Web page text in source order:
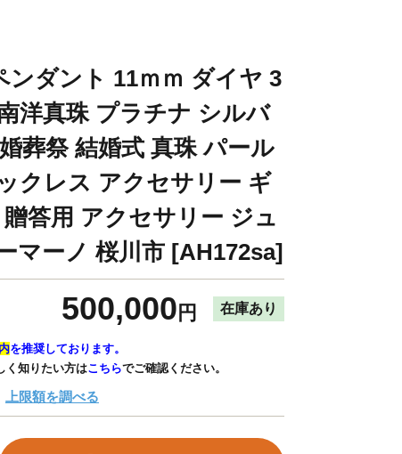
ンダント 11ｍｍ ダイヤ 3
洋真珠 プラチナ シルバ
葬祭 結婚式 真珠 パール
クレス アクセサリー ギ
答用 アクセサリー ジュ
マーノ 桜川市 [AH172sa]
500,000 円 在庫あり
を推奨しております。
く知りたい方はこちらでご確認ください。
上限額を調べる